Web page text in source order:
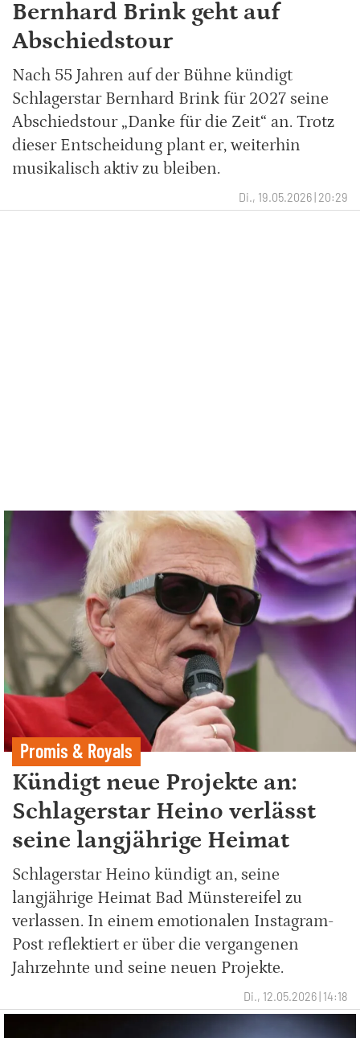
Bernhard Brink geht auf
Abschiedstour
Nach 55 Jahren auf der Bühne kündigt
Schlagerstar Bernhard Brink für 2027 seine
Abschiedstour „Danke für die Zeit“ an. Trotz
dieser Entscheidung plant er, weiterhin
musikalisch aktiv zu bleiben.
Di., 19.05.2026 | 20:29
Promis & Royals
Kündigt neue Projekte an:
Schlagerstar Heino verlässt
seine langjährige Heimat
Schlagerstar Heino kündigt an, seine
langjährige Heimat Bad Münstereifel zu
verlassen. In einem emotionalen Instagram-
Post reflektiert er über die vergangenen
Jahrzehnte und seine neuen Projekte.
Di., 12.05.2026 | 14:18